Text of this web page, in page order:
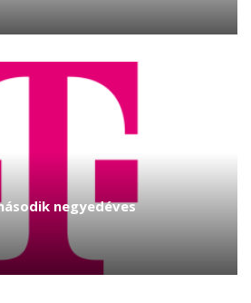
negyedéves